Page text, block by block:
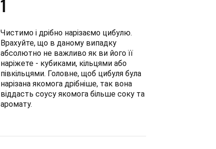
1
Чистимо і дрібно нарізаємо цибулю.
Врахуйте, що в даному випадку
абсолютно не важливо як ви його її
наріжете - кубиками, кільцями або
півкільцями. Головне, щоб цибуля була
нарізана якомога дрібніше, так вона
віддасть соусу якомога більше соку та
аромату.